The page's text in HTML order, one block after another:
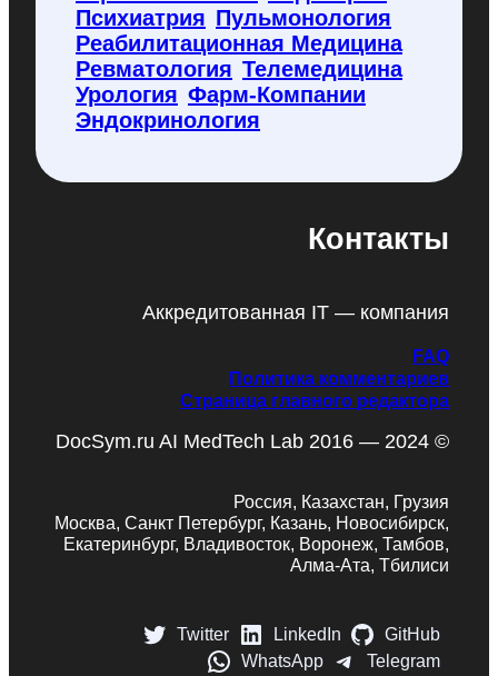
Психиатрия Пульмонология
Реабилитационная Медицина
Ревматология Телемедицина
Урология Фарм-Компании
Эндокринология
Контакты
Аккредитованная IT — компания
FAQ
Политика комментариев
Страница главного редактора
DocSym.ru AI MedTech Lab 2016 — 2024 ©
Россия, Казахстан, Грузия
Москва, Санкт Петербург, Казань, Новосибирск,
Екатеринбург, Владивосток, Воронеж, Тамбов,
Алма-Ата, Тбилиси
Twitter LinkedIn
GitHub
WhatsApp
Telegram